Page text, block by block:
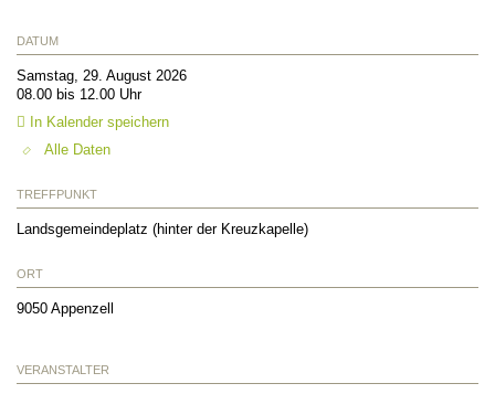
DATUM
Samstag, 29. August 2026
08.00 bis 12.00 Uhr
In Kalender speichern
Alle Daten
TREFFPUNKT
Landsgemeindeplatz (hinter der Kreuzkapelle)
ORT
9050 Appenzell
VERANSTALTER